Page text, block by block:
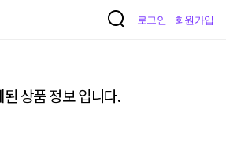
로그인 회원가입
된 상품 정보 입니다.